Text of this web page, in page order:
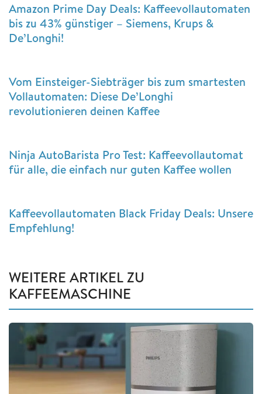
Amazon Prime Day Deals: Kaffeevollautomaten
bis zu 43% günstiger – Siemens, Krups &
De’Longhi!
Vom Einsteiger-Siebträger bis zum smartesten
Vollautomaten: Diese De’Longhi
revolutionieren deinen Kaffee
Ninja AutoBarista Pro Test: Kaffeevollautomat
für alle, die einfach nur guten Kaffee wollen
Kaffeevollautomaten Black Friday Deals: Unsere
Empfehlung!
WEITERE ARTIKEL ZU
KAFFEEMASCHINE